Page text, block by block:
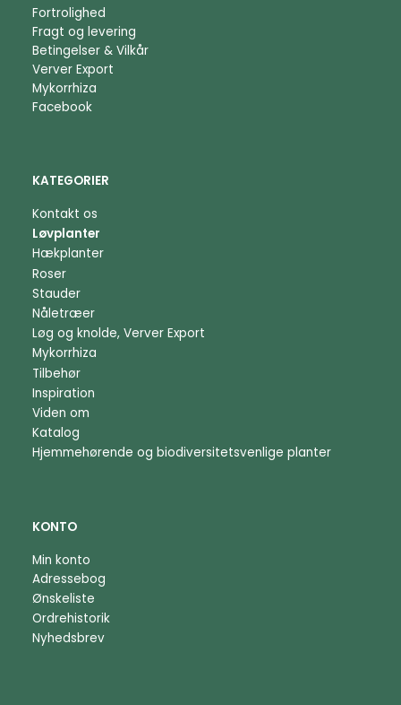
Fortrolighed
Fragt og levering
Betingelser & Vilkår
Verver Export
Mykorrhiza
Facebook
KATEGORIER
Kontakt os
Løvplanter
Hækplanter
Roser
Stauder
Nåletræer
Løg og knolde, Verver Export
Mykorrhiza
Tilbehør
Inspiration
Viden om
Katalog
Hjemmehørende og biodiversitetsvenlige planter
KONTO
Min konto
Adressebog
Ønskeliste
Ordrehistorik
Nyhedsbrev